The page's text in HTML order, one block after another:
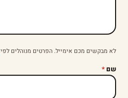
לא מבקשים מכם אימייל. הפרטים מנוהלים לפי
שם *